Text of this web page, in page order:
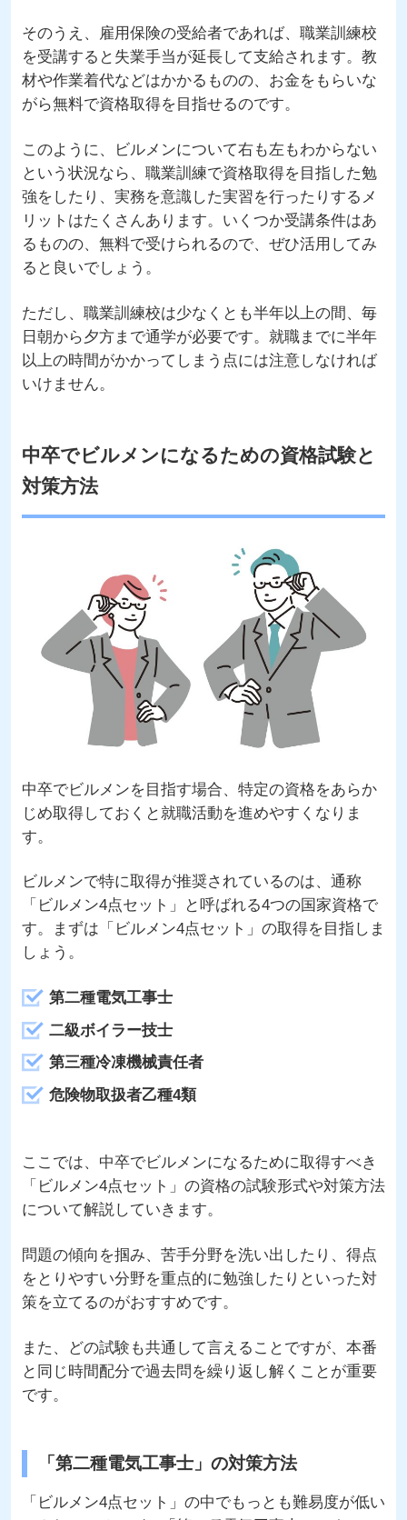
そのうえ、雇用保険の受給者であれば、職業訓練校
を受講すると失業手当が延長して支給されます。教
材や作業着代などはかかるものの、お金をもらいな
がら無料で資格取得を目指せるのです。
このように、ビルメンについて右も左もわからない
という状況なら、職業訓練で資格取得を目指した勉
強をしたり、実務を意識した実習を行ったりするメ
リットはたくさんあります。いくつか受講条件はあ
るものの、無料で受けられるので、ぜひ活用してみ
ると良いでしょう。
ただし、職業訓練校は少なくとも半年以上の間、毎
日朝から夕方まで通学が必要です。就職までに半年
以上の時間がかかってしまう点には注意しなければ
いけません。
中卒でビルメンになるための資格試験と
対策方法
中卒でビルメンを目指す場合、特定の資格をあらか
じめ取得しておくと就職活動を進めやすくなりま
す。
ビルメンで特に取得が推奨されているのは、通称
「ビルメン4点セット」と呼ばれる4つの国家資格で
す。まずは「ビルメン4点セット」の取得を目指しま
しょう。
第二種電気工事士
二級ボイラー技士
第三種冷凍機械責任者
危険物取扱者乙種4類
ここでは、中卒でビルメンになるために取得すべき
「ビルメン4点セット」の資格の試験形式や対策方法
について解説していきます。
問題の傾向を掴み、苦手分野を洗い出したり、得点
をとりやすい分野を重点的に勉強したりといった対
策を立てるのがおすすめです。
また、どの試験も共通して言えることですが、本番
と同じ時間配分で過去問を繰り返し解くことが重要
です。
「第二種電気工事士」の対策方法
「ビルメン4点セット」の中でもっとも難易度が低い